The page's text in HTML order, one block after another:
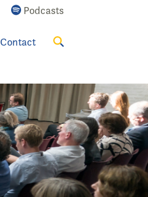
Podcasts
Contact